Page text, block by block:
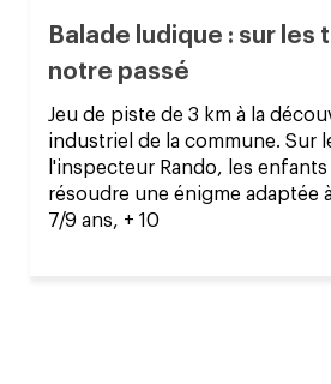
Balade ludique : sur les
notre passé
Jeu de piste de 3 km à la
industriel de la commune. Sur
l'inspecteur Rando, les
résoudre une énigme adaptée
7/9 ans, + 10